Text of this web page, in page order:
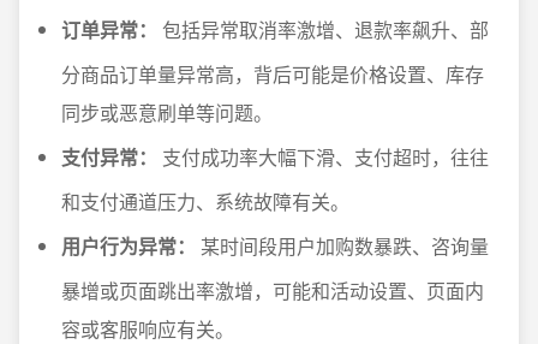
订单异常：
包括异常取消率激增、退款率飙升、部
分商品订单量异常高，背后可能是价格设置、库存
同步或恶意刷单等问题。
支付异常：
支付成功率大幅下滑、支付超时，往往
和支付通道压力、系统故障有关。
用户行为异常：
某时间段用户加购数暴跌、咨询量
暴增或页面跳出率激增，可能和活动设置、页面内
容或客服响应有关。